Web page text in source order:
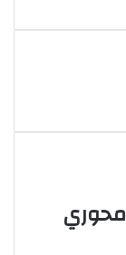
محوري